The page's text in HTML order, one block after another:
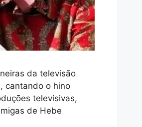
da televisão
cantando o hino
televisivas,
de Hebe